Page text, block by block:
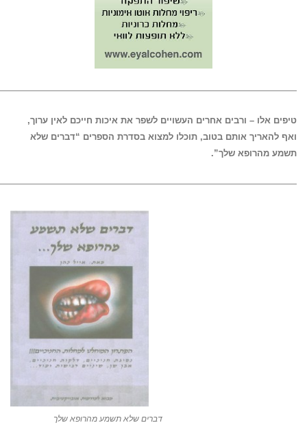
טיפים אלו – ורבים אחרים העשויים לשפר את איכות חייכם לאין ערוך,
ואף להאריך אותם בטוב, תוכלו למצוא בסדרת הספרים “דברים שלא
תשמע מהרופא שלך”.
דברים שלא תשמע מהרופא שלך